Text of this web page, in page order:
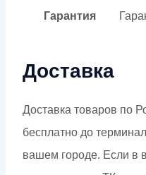
Гарантия
Доставка
Доставка товаров по
бесплатно до
вашем городе. Если в